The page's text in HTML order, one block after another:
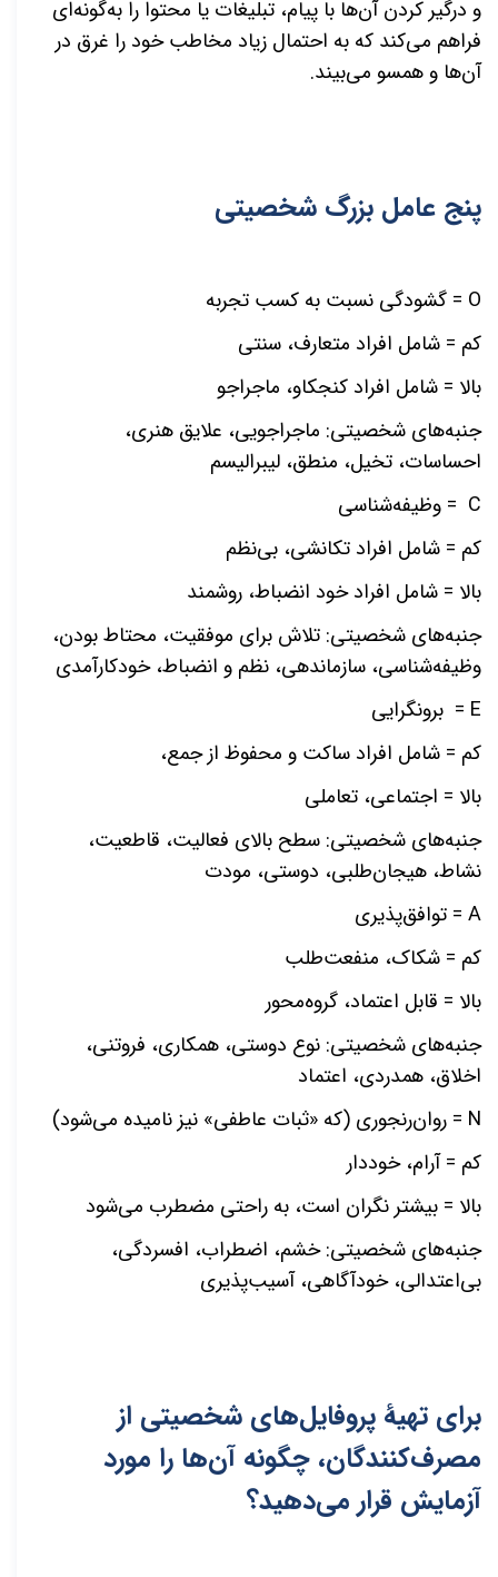
و درگیر کردن آنها با پیام، تبلیغات یا محتوا را بهگونهای
فراهم میکند که به احتمال زیاد مخاطب خود را غرق در
آنها و همسو میبیند.
پنج عامل بزرگ شخصیتی
O = گشودگی نسبت به كسب تجربه
کم = شامل افراد متعارف، سنتی
بالا = شامل افراد کنجکاو، ماجراجو
جنبههای شخصیتی: ماجراجویی، علایق هنری،
احساسات، تخیل، منطق، لیبرالیسم
C = وظیفهشناسی
کم = شامل افراد تکانشی، بینظم
بالا = شامل افراد خود انضباط، روشمند
جنبههای شخصیتی: تلاش برای موفقیت، محتاط بودن،
وظیفهشناسی، سازماندهی، نظم و انضباط، خودکارآمدی
E = برونگرایی
کم = شامل افراد ساکت و محفوظ از جمع،
بالا = اجتماعی، تعاملی
جنبههای شخصیتی: سطح بالای فعالیت، قاطعیت،
نشاط، هیجانطلبی، دوستی، مودت
A = توافقپذیری
کم = شکاک، منفعتطلب
بالا = قابل اعتماد، گروهمحور
جنبههای شخصیتی: نوع دوستی، همکاری، فروتنی،
اخلاق، همدردی، اعتماد
N = روانرنجوری (که «ثبات عاطفی» نیز نامیده میشود)
کم = آرام، خوددار
بالا = بیشتر نگران است، به راحتی مضطرب میشود
جنبههای شخصیتی: خشم، اضطراب، افسردگی،
بیاعتدالی، خودآگاهی، آسیبپذیری
برای تهیۀ پروفایلهای شخصیتی از
مصرفكنندگان، چگونه آنها را مورد
آزمایش قرار میدهید؟